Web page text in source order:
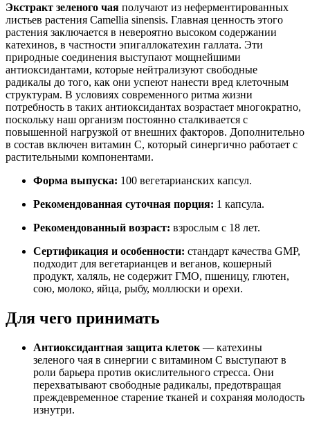
Экстракт зеленого чая получают из неферментированных
листьев растения Camellia sinensis. Главная ценность этого
растения заключается в невероятно высоком содержании
катехинов, в частности эпигаллокатехин галлата. Эти
природные соединения выступают мощнейшими
антиоксидантами, которые нейтрализуют свободные
радикалы до того, как они успеют нанести вред клеточным
структурам. В условиях современного ритма жизни
потребность в таких антиоксидантах возрастает многократно,
поскольку наш организм постоянно сталкивается с
повышенной нагрузкой от внешних факторов. Дополнительно
в состав включен витамин С, который синергично работает с
растительными компонентами.
Форма выпуска: 100 вегетарианских капсул.
Рекомендованная суточная порция: 1 капсула.
Рекомендованный возраст: взрослым с 18 лет.
Сертификация и особенности: стандарт качества GMP,
подходит для вегетарианцев и веганов, кошерный
продукт, халяль, не содержит ГМО, пшеницу, глютен,
сою, молоко, яйца, рыбу, моллюски и орехи.
Для чего принимать
Антиоксидантная защита клеток — катехины
зеленого чая в синергии с витамином С выступают в
роли барьера против окислительного стресса. Они
перехватывают свободные радикалы, предотвращая
преждевременное старение тканей и сохраняя молодость
изнутри.